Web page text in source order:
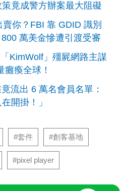
竟成警方辦案最大阻礙
你？FBI 靠 GDID 識別
萬美金慘遭引渡受審
KimWolf」殭屍網路主謀
瘓全球！
流出 6 萬名會員名單：
開掛！」
#套件 #創客基地
#pixel player